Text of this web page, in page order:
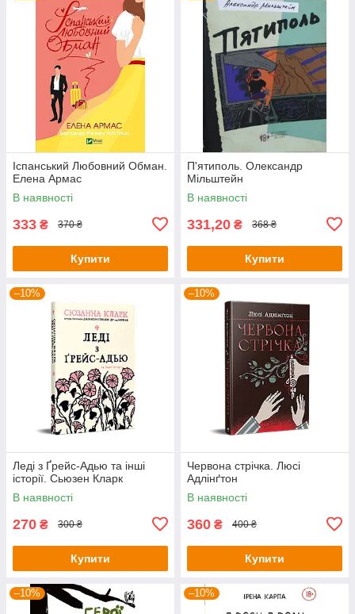
Іспанський Любовний Обман.
Елена Армас
В наявності
333 ₴ 370 ₴
Купити
П'ятиполь. Олександр
Мільштейн
В наявності
331,20 ₴ 368 ₴
Купити
–10%
Леді з Ґрейс-Адью та інші
історії. Сьюзен Кларк
В наявності
270 ₴ 300 ₴
Купити
–10%
Червона стрічка. Люсі
Адлінґтон
В наявності
360 ₴ 400 ₴
Купити
–10% –10%